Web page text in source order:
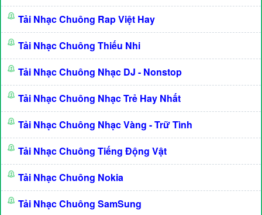
Tải Nhạc Chuông Rap Việt Hay
Tải Nhạc Chuông Thiếu Nhi
Tải Nhạc Chuông Nhạc DJ - Nonstop
Tải Nhạc Chuông Nhạc Trẻ Hay Nhất
Tải Nhạc Chuông Nhạc Vàng - Trữ Tình
Tải Nhạc Chuông Tiếng Động Vật
Tải Nhạc Chuông Nokia
Tải Nhạc Chuông SamSung